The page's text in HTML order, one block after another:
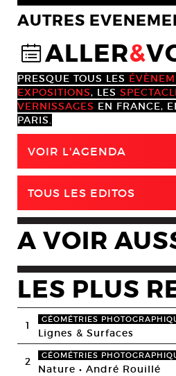
AUTRES
@ALLER&
PRESQUE TOUS LES
EXPOSITIONS, LES
VERNISSAGES EN FRANCE,
PARIS.
VOIR L'AGENDA
TOUS LES EDITOS
A VOIR
LES PLUS
1 GÉOMÉTRIES
Lignes & Surfaces
2 GÉOMÉTRIES
Nature • André Rouillé